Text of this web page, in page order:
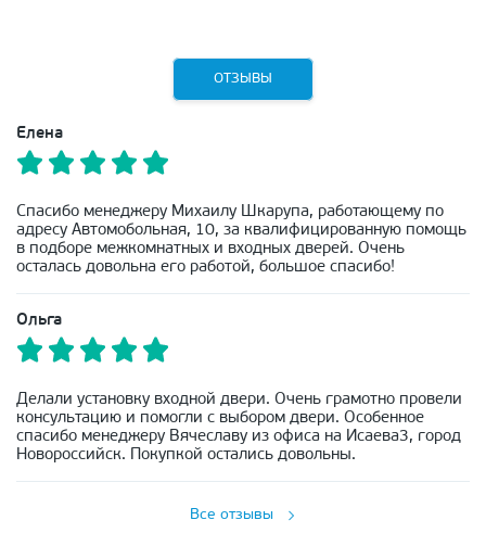
ОТЗЫВЫ
Елена
Спасибо менеджеру Михаилу Шкарупа, работающему по
адресу Автомобольная, 10, за квалифицированную помощь
в подборе межкомнатных и входных дверей. Очень
осталась довольна его работой, большое спасибо!
Ольга
Делали установку входной двери. Очень грамотно провели
консультацию и помогли с выбором двери. Особенное
спасибо менеджеру Вячеславу из офиса на Исаева3, город
Новороссийск. Покупкой остались довольны.
Все отзывы